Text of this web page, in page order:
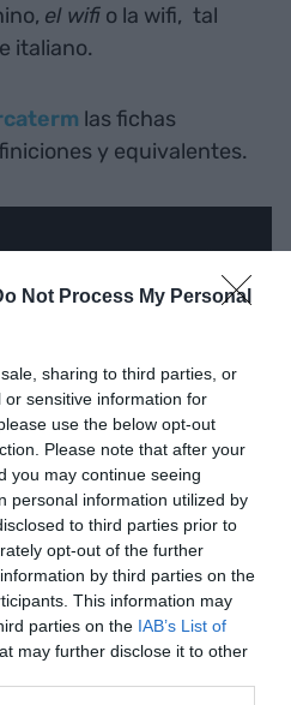
Not Process My Personal
sharing to third parties, or
sensitive information for
use the below opt-out
Please note that after your
you may continue seeing
personal information utilized by
to third parties prior to
opt-out of the further
by third parties on the
This information may
parties on the IAB’s List of
may further disclose it to other
el wifi o la wifi, tal
italiano.
las fichas
y equivalentes.
como fuente preferida